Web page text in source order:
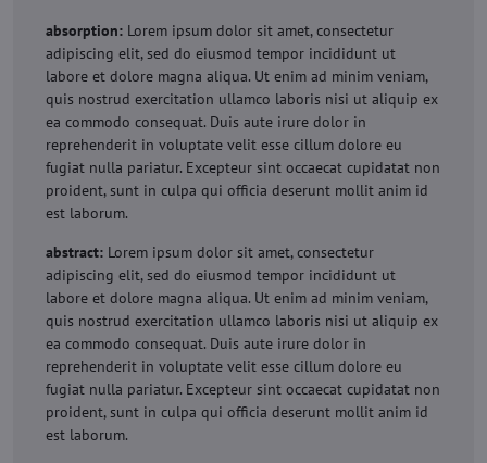
absorption: Lorem ipsum dolor sit amet, consectetur
adipiscing elit, sed do eiusmod tempor incididunt ut
labore et dolore magna aliqua. Ut enim ad minim veniam,
quis nostrud exercitation ullamco laboris nisi ut aliquip ex
ea commodo consequat. Duis aute irure dolor in
reprehenderit in voluptate velit esse cillum dolore eu
fugiat nulla pariatur. Excepteur sint occaecat cupidatat non
proident, sunt in culpa qui officia deserunt mollit anim id
est laborum.
abstract: Lorem ipsum dolor sit amet, consectetur
adipiscing elit, sed do eiusmod tempor incididunt ut
labore et dolore magna aliqua. Ut enim ad minim veniam,
quis nostrud exercitation ullamco laboris nisi ut aliquip ex
ea commodo consequat. Duis aute irure dolor in
reprehenderit in voluptate velit esse cillum dolore eu
fugiat nulla pariatur. Excepteur sint occaecat cupidatat non
proident, sunt in culpa qui officia deserunt mollit anim id
est laborum.